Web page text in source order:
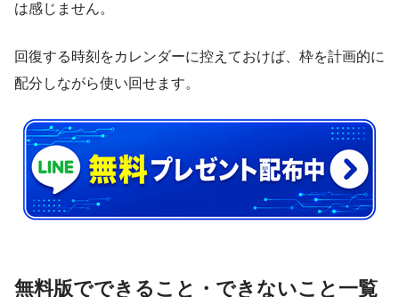
は感じません。
回復する時刻をカレンダーに控えておけば、枠を計画的に
配分しながら使い回せます。
無料版でできること・できないこと一覧